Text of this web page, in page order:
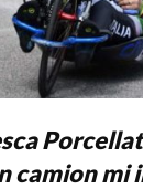
camion mi